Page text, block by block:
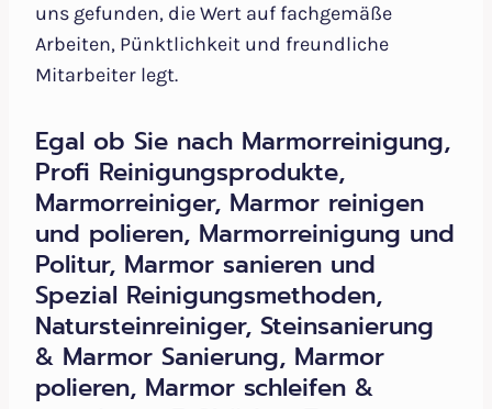
uns gefunden, die Wert auf fachgemäße
Arbeiten, Pünktlichkeit und freundliche
Mitarbeiter legt.
Egal ob Sie nach Marmorreinigung,
Profi Reinigungsprodukte,
Marmorreiniger, Marmor reinigen
und polieren, Marmorreinigung und
Politur, Marmor sanieren und
Spezial Reinigungsmethoden,
Natursteinreiniger, Steinsanierung
& Marmor Sanierung, Marmor
polieren, Marmor schleifen &